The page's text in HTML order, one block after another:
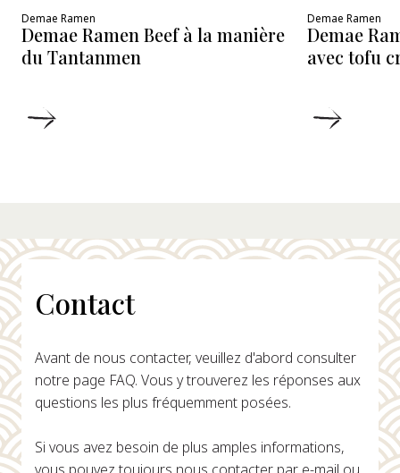
Demae Ramen
Demae Ramen Beef à la manière
du Tantanmen
Demae Ramen
Demae
avec tofu
Contact
Avant de nous contacter, veuillez d'abord consulter
notre page FAQ. Vous y trouverez les réponses aux
questions les plus fréquemment posées.
Si vous avez besoin de plus amples informations,